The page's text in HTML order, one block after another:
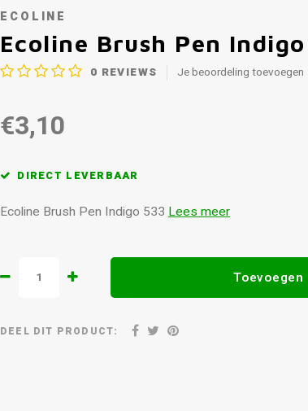
ECOLINE
Ecoline Brush Pen
0 REVIEWS Je beoordeling toevoegen
€3,10
DIRECT LEVERBAAR
Ecoline Brush Pen Indigo 533 Lees meer
DEEL DIT PRODUCT: